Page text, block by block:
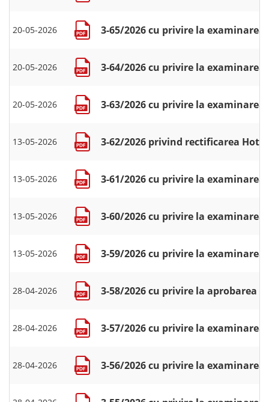
20-05-2026 3-65/2026 cu privire la
20-05-2026 3-64/2026 cu privire la
20-05-2026 3-63/2026 cu privire la
13-05-2026 3-62/2026 privind rectificarea
13-05-2026 3-61/2026 cu privire la
13-05-2026 3-60/2026 cu privire la
13-05-2026 3-59/2026 cu privire la
28-04-2026 3-58/2026 cu privire la aprobarea
28-04-2026 3-57/2026 cu privire la
28-04-2026 3-56/2026 cu privire la